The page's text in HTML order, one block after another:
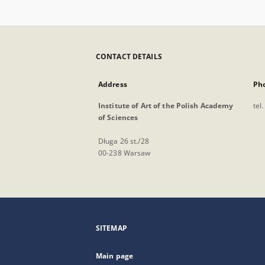
CONTACT DETAILS
Address
Institute of Art of the Polish Academy
of Sciences
Długa 26 st./28
00-238 Warsaw
tel.
SITEMAP
Main page